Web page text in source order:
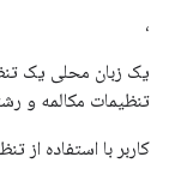
،
یک زبان محلی یک
تنظیمات مکالمه و
کاربر با استفاده